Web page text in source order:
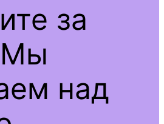
за
Мы
над